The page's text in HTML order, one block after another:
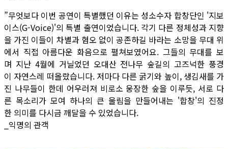
”무엇보다 이번 공연이 특별했던 이유는 성소수자 합창단인 '지보
이스(G-Voice)'의 특별 출연이었습니다. 각기 다른 정체성과 지향
을 가진 이들이 차별과 혐오 없이 공존하길 바라는 소망을 무대 위
에서 직접 아름다운 화음으로 펼쳐보였어요. 그들의 무대를 보
며 지난 4월에 거닐었던 오대산 전나무 숲길의 고즈넉한 풍경
이 자연스레 떠올랐습니다. 저마다 다른 굵기와 높이, 생김새를 가
진 나무들이 한데 어우러져 비로소 웅장한 숲을 이루듯, 서로 다
른 목소리가 모여 하나의 큰 울림을 만들어내는 '합창'의 진정
한 의미를 다시금 깨달을 수 있었습니다.
_익명의 관객